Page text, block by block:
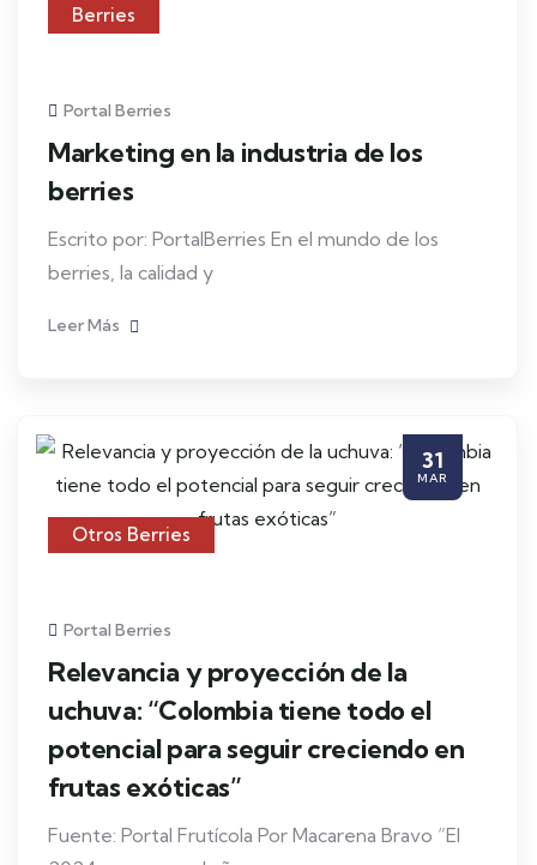
Berries
Portal Berries
Marketing en la industria de los
berries
Escrito por: PortalBerries En el mundo de los
berries, la calidad y
Leer Más
31
MAR
Otros Berries
Portal Berries
Relevancia y proyección de la
uchuva: “Colombia tiene todo el
potencial para seguir creciendo en
frutas exóticas”
Fuente: Portal Frutícola Por Macarena Bravo “El